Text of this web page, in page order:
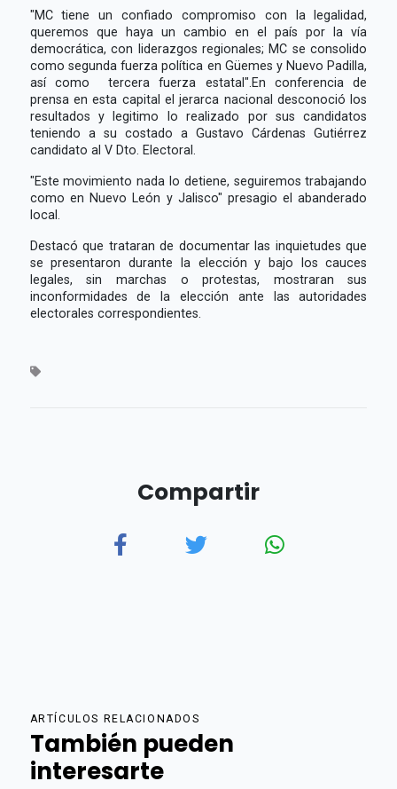
"MC tiene un confiado compromiso con la legalidad,
queremos que haya un cambio en el país por la vía
democrática, con liderazgos regionales; MC se consolido
como segunda fuerza política en Güemes y Nuevo Padilla,
así como tercera fuerza estatal".En conferencia de
prensa en esta capital el jerarca nacional desconoció los
resultados y legitimo lo realizado por sus candidatos
teniendo a su costado a Gustavo Cárdenas Gutiérrez
candidato al V Dto. Electoral.
"Este movimiento nada lo detiene, seguiremos trabajando
como en Nuevo León y Jalisco" presagio el abanderado
local.
Destacó que trataran de documentar las inquietudes que
se presentaron durante la elección y bajo los cauces
legales, sin marchas o protestas, mostraran sus
inconformidades de la elección ante las autoridades
electorales correspondientes.
Compartir
ARTÍCULOS RELACIONADOS
También pueden
interesarte